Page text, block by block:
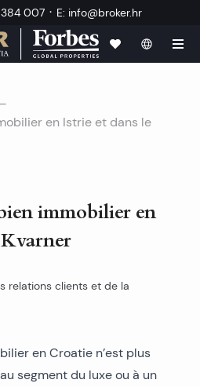
007 · E: info@broker.hr
en Istrie et dans le
immobilier en
relations clients et de la
en Croatie n’est plus
segment du luxe ou à un